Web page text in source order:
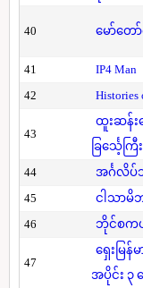
40 မော်တေ
41
IP4 Man
42
Histories
43
ထူးဆန်
ခြင်္သေ့ကြီး
44 အင်္ဂလိပ်
45
ငါသာမိ
46
ဘိုင်စကယ်
47
ရှေးမြ
အပိုင်း ၃